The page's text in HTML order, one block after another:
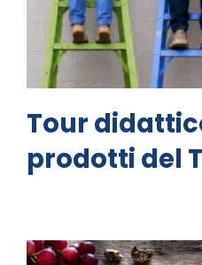
Tour
prodotti del